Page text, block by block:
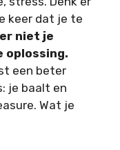
keer dat je te
niet je
oplossing.
een beter
je baalt en
Wat je